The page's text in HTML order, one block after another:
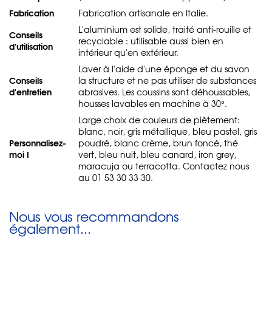
Fabrication Fabrication artisanale en Italie.
Conseils
d'utilisation
L'aluminium est solide, traité anti-rouille et
recyclable : utilisable aussi bien en
intérieur qu'en extérieur.
Conseils
d'entretien
Laver à l'aide d'une éponge et du savon
la structure et ne pas utiliser de substances
abrasives. Les coussins sont déhoussables,
housses lavables en machine à 30°.
Personnalisez-
moi !
Large choix de couleurs de piètement:
blanc, noir, gris métallique, bleu pastel, gris
poudré, blanc crème, brun foncé, thé
vert, bleu nuit, bleu canard, iron grey,
maracuja ou terracotta. Contactez nous
au 01 53 30 33 30.
Nous vous recommandons
également...